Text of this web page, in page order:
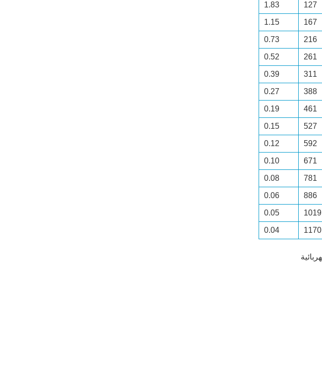
127
1.83
167
1.15
216
0.73
261
0.52
311
0.39
388
0.27
461
0.19
527
0.15
592
0.12
671
0.10
781
0.08
886
0.06
1019
0.05
1170
0.04